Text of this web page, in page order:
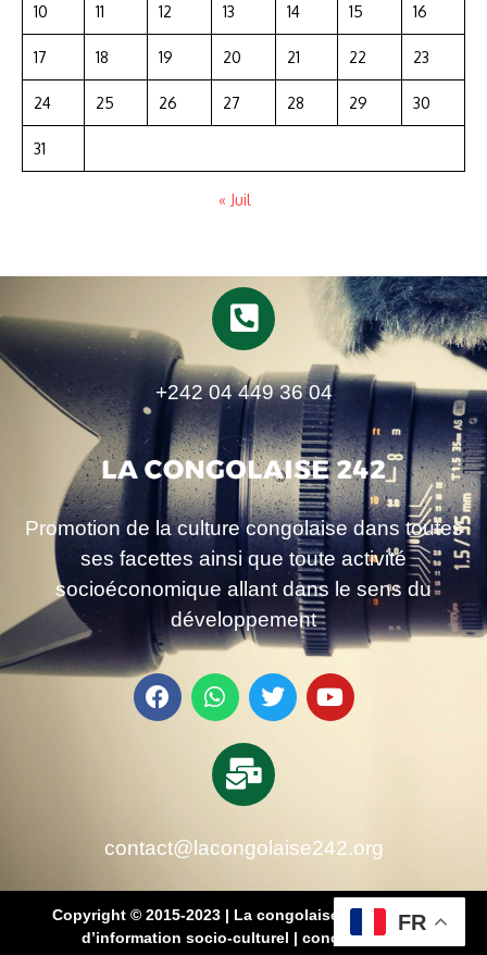
10 11 12 13 14 15 16
17 18 19 20 21 22 23
24 25 26 27 28 29 30
31
« Juil
+242 04 449 36 04
Promotion de la culture congolaise dans toutes
ses facettes ainsi que toute activité
socioéconomique allant dans le sens du
développement
contact@lacongolaise242.org
Copyright © 2015-2023 | La congolaise 242 – média
d’information socio-culturel | conçu par SB
FR